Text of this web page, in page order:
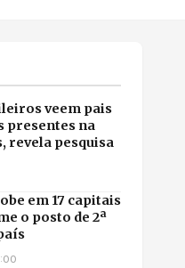
veem pais
presentes na
revela pesquisa
em 17 capitais
o posto de 2ª